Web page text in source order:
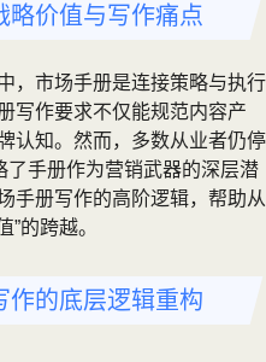
略价值与写作痛点
，市场手册是连接策略与执行
写作要求不仅能规范内容产
认知。然而，多数从业者仍停
了手册作为营销武器的深层潜
手册写作的高阶逻辑，帮助从
”的跨越。
作的底层逻辑重构